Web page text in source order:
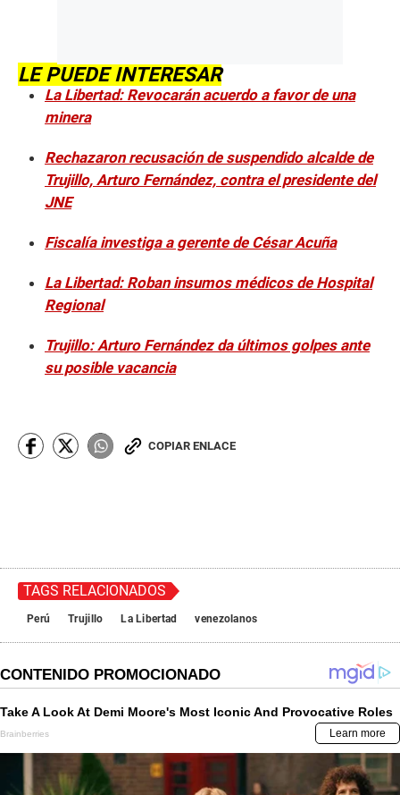
LE PUEDE INTERESAR
La Libertad: Revocarán acuerdo a favor de una
minera
Rechazaron recusación de suspendido alcalde de
Trujillo, Arturo Fernández, contra el presidente del
JNE
Fiscalía investiga a gerente de César Acuña
La Libertad: Roban insumos médicos de Hospital
Regional
Trujillo: Arturo Fernández da últimos golpes ante
su posible vacancia
COPIAR ENLACE
TAGS RELACIONADOS
Perú Trujillo La Libertad venezolanos